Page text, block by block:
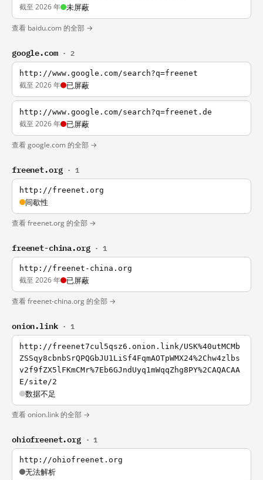
截至 2026 年 未屏蔽
查看 baidu.com 的全部 →
google.com · 2
http://www.google.com/search?q=freenet
截至 2026 年 已屏蔽
http://www.google.com/search?q=freenet.de
截至 2026 年 已屏蔽
查看 google.com 的全部 →
freenet.org · 1
http://freenet.org
间歇性
查看 freenet.org 的全部 →
freenet-china.org · 1
http://freenet-china.org
截至 2026 年 已屏蔽
查看 freenet-china.org 的全部 →
onion.link · 1
http://freenet7cul5qsz6.onion.link/USK%40utMCMb
ZSSqy8cbnbSrQPQGbJU1LiSf4FqmAOTpWMX24%2Chw4zlbs
v2f9fZX5lFKmCMr%7Eb6GJndUyq1mWqqZhg8PY%2CAQACAA
E/site/2
数据不足
查看 onion.link 的全部 →
ohiofreenet.org · 1
http://ohiofreenet.org
无法解析